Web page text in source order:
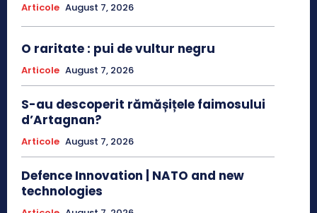
Articole August 7, 2026
O raritate : pui de vultur negru
Articole August 7, 2026
S-au descoperit rămășițele faimosului
d’Artagnan?
Articole August 7, 2026
Defence Innovation | NATO and new
technologies